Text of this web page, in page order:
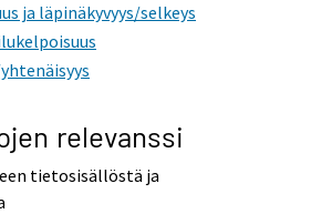
ja läpinäkyvyys/selkeys
relevanssi
tietosisällöstä ja